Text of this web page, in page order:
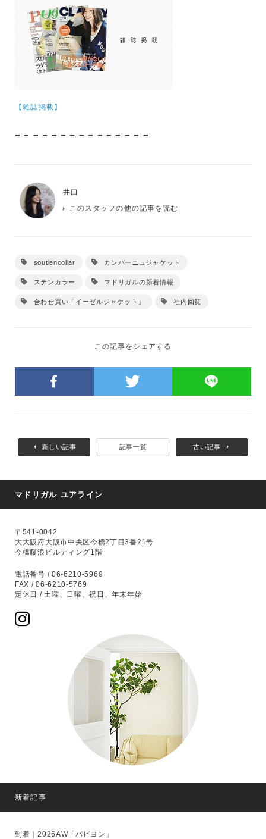
【雑誌掲載】
= = = = = = = = = = = = = = =
井口
このスタッフの他の記事を読む
soutiencollar カンパーニュジャケット
ステンカラー マドリガルの新着情報
合わせ買い「イーゼルジャケット」 社内回覧
この記事をシェアする
新しい記事 記事一覧 古い記事
マドリガル ユアライン
〒541-0042
大大阪府大阪市中央区今橋2丁目3番21号
今橋藤浪ビルディング1階
電話番号 / 06-6210-5969
FAX / 06-6210-5769
定休日 / 土曜、日曜、祝日、年末年始
新着記事
到着｜2026AW「パピヨン」